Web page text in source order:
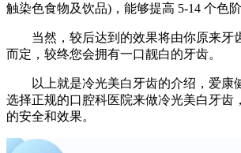
触染色食物及饮品)，能够提高 5-14 个色阶
当然，较后达到的效果将由你原来牙
而定，较终您会拥有一口靓白的牙齿。
以上就是冷光美白牙齿的介绍，爱康
选择正规的口腔科医院来做冷光美白牙齿
的安全和效果。